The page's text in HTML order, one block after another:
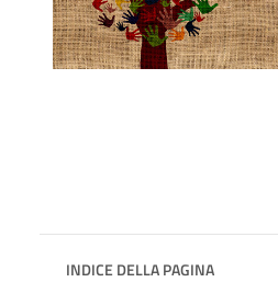
INDICE DELLA PAGINA